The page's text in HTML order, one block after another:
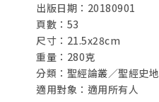
出版日期：20180901
頁數：53
尺寸：21.5x28cm
重量：280克
分類：聖經論叢／聖經史地
適用對象：適用所有人